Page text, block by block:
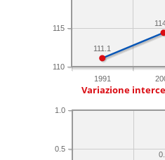
1991
110
115
111.1
Variazione
0.5
1.0